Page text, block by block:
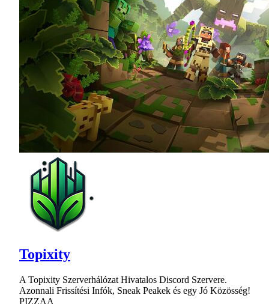
Topixity
A Topixity Szerverhálózat Hivatalos Discord Szervere.
Azonnali Frissítési Infók, Sneak Peakek és egy Jó Közösség!
PIZZAA